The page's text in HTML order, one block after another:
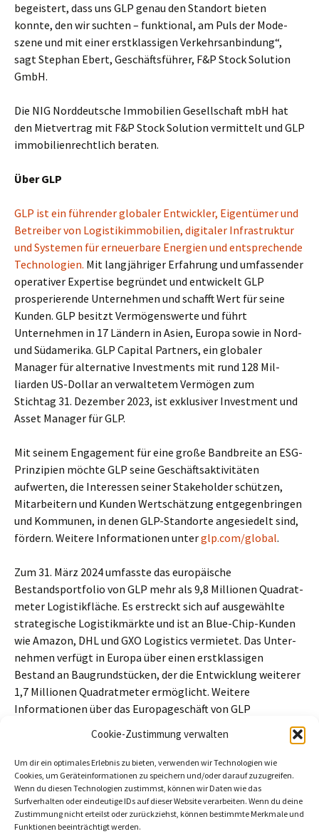
Cookie-Zustimmung verwalten
Um dir ein optimales Erlebnis zu bieten, verwenden wir Technologien wie
Cookies, um Geräteinformationen zu speichern und/oder darauf zuzugreifen.
Wenn du diesen Technologien zustimmst, können wir Daten wie das
Surfverhalten oder eindeutige IDs auf dieser Website verarbeiten. Wenn du deine
Zustimmung nicht erteilst oder zurückziehst, können bestimmte Merkmale und
Funktionen beeinträchtigt werden.
begeistert, dass uns GLP genau den Stand­ort bieten
konnte, den wir suchten – funktional, am Puls der Mode­
szene und mit einer erst­klassigen Verkehrsanbindung“,
sagt Stephan Ebert, Geschäfts­führer, F&P Stock Solution
GmbH.
Die NIG Norddeutsche Immobilien Gesell­schaft mbH hat
den Mietvertrag mit F&P Stock Solution vermittelt und GLP
immobilienrechtlich beraten.
Über GLP
GLP ist ein führender globaler Entwickler, Eigentümer und
Betreiber von Logistik­immobilien, digitaler Infrastruktur
und Systemen für erneuerbare Energien und entsprechende
Technolo­gien. Mit langjähriger Erfahrung und umfassender
operativer Expertise be­gründet und entwickelt GLP
prosperierende Unter­nehmen und schafft Wert für seine
Kunden. GLP besitzt Vermögenswerte und führt
Unternehmen in 17 Ländern in Asien, Europa sowie in Nord-
und Südamerika. GLP Capital Partners, ein globaler
Manager für alternative Investments mit rund 128 Mil­
liarden US-Dollar an verwaltetem Vermögen zum
Stichtag 31. Dezember 2023, ist exklusiver Investment und
Asset Manager für GLP.
Mit seinem Engagement für eine große Bandbreite an ESG-
Prinzipien möchte GLP seine Geschäftsaktivitäten
aufwerten, die Interessen seiner Stakeholder schützen,
Mitarbei­tern und Kunden Wertschätzung entgegenbringen
und Kommunen, in denen GLP-Standorte angesiedelt sind,
fördern. Weitere Informationen unterglp.com/global.
Zum 31. März 2024 umfasste das europäische
Bestandsportfolio von GLP mehr als 9,8 Millionen Quadrat­
meter Logistikfläche. Es erstreckt sich auf ausgewählte
strategi­sche Logistikmärkte und ist an Blue-Chip-Kunden
wie Amazon, DHL und GXO Logistics vermietet. Das Unter­
nehmen verfügt in Europa über einen erstklassigen
Bestand an Baugrund­stücken, der die Entwicklung weiterer
1,7 Millionen Quadratmeter ermöglicht. Weitere
Informatio­nen über das Europageschäft von GLP
Beitragszähler (seit 02/03/2026, ohne Bots, Inkognito-Leser und
Cookie-Ablehner):6
←Polizeimeldung: 40.000 Euro Schaden bei